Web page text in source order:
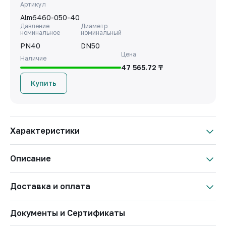
Артикул
Alm6460-050-40
Давление
номинальное
PN40
Диаметр
номинальный
DN50
Наличие
Цена
47 565.72 ₸
Купить
Характеристики
Давление
PN10
Описание
Доставка и оплата
Условия оплаты
Документы и Сертификаты